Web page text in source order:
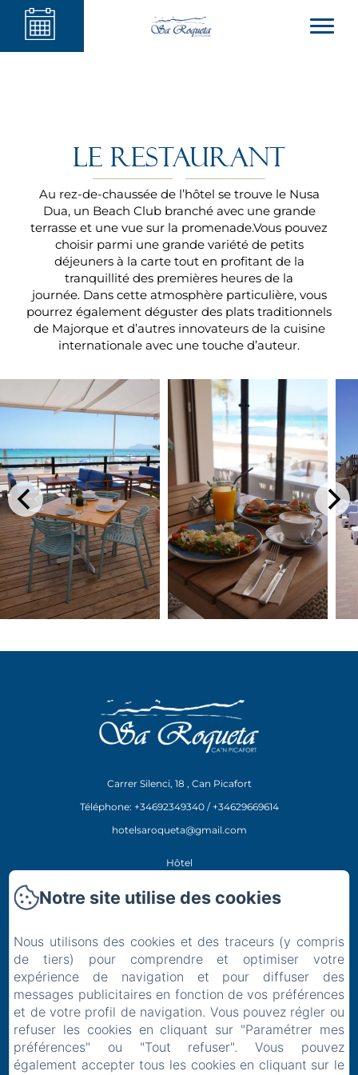
Le restaurant
Au rez-de-chaussée de l’hôtel se trouve le Nusa
Dua, un Beach Club branché avec une grande
terrasse et une vue sur la promenade.Vous pouvez
choisir parmi une grande variété de petits
déjeuners à la carte tout en profitant de la
tranquillité des premières heures de la
journée. Dans cette atmosphère particulière, vous
pourrez également déguster des plats traditionnels
de Majorque et d’autres innovateurs de la cuisine
internationale avec une touche d’auteur.
Carrer Silenci, 18 , Can Picafort
Téléphone: +34692349340 / +34629669614
hotelsaroqueta@gmail.com
Hôtel
Expériences
Contact
Politique de confidentialité
Informations légales
Informations sur les cookies
FR IT DE
Notre site utilise des cookies
Nous utilisons des cookies et des traceurs (y compris
de tiers) pour comprendre et optimiser votre
expérience de navigation et pour diffuser des
messages publicitaires en fonction de vos préférences
et de votre profil de navigation. Vous pouvez régler ou
refuser les cookies en cliquant sur "Paramétrer mes
préférences" ou "Tout refuser". Vous pouvez
également accepter tous les cookies en cliquant sur le